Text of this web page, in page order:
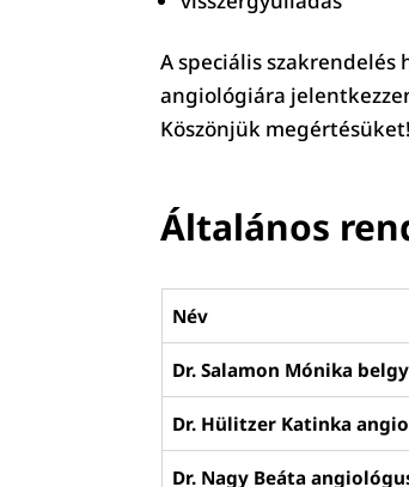
A speciális
angiológiára
Köszönjük megértésüket!
Általános
Név
Dr. Salamon Mónika
Dr. Hülitzer Katinka
Dr. Nagy Beáta